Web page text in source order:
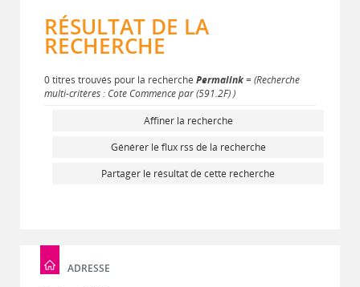
RÉSULTAT DE LA
RECHERCHE
0 titres trouvés pour la recherche Permalink= (Recherche
multi-critères : Cote Commence par (591.2F) )
Affiner la recherche
Générer le flux rss de la recherche
Partager le résultat de cette recherche
ADRESSE